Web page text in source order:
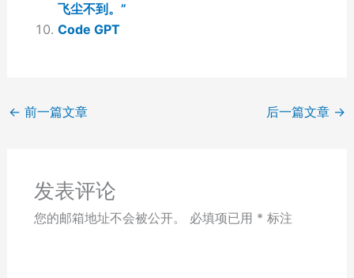
飞尘不到。”
Code GPT
← 前一篇文章 后一篇文章 →
发表评论
您的邮箱地址不会被公开。 必填项已用 * 标注